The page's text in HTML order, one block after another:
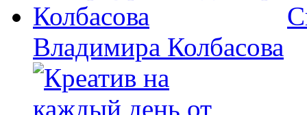
Владимира Колбасова